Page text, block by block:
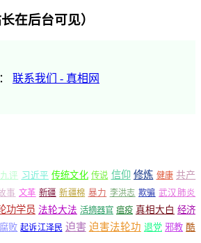
在后台可见）
联系我们 - 真相网
九评 习近平 传统文化 传说 信仰 修炼 健康 共产
事 文革 新疆 新疆棉 暴力 李洪志 欺骗 武汉肺炎
功学员 法轮大法 活摘器官 瘟疫 真相大白 经济
败 起诉江泽民 迫害 迫害法轮功 退党 邪教 酷